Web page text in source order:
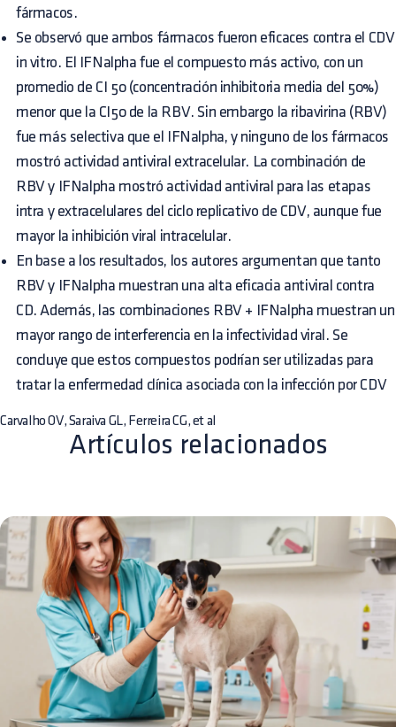
fármacos.
Se observó que ambos fármacos fueron eficaces contra el CDV
in vitro. El IFNalpha fue el compuesto más activo, con un
promedio de CI 50 (concentración inhibitoria media del 50%)
menor que la CI50 de la RBV. Sin embargo la ribavirina (RBV)
fue más selectiva que el IFNalpha, y ninguno de los fármacos
mostró actividad antiviral extracelular. La combinación de
RBV y IFNalpha mostró actividad antiviral para las etapas
intra y extracelulares del ciclo replicativo de CDV, aunque fue
mayor la inhibición viral intracelular.
En base a los resultados, los autores argumentan que tanto
RBV y IFNalpha muestran una alta eficacia antiviral contra
CD. Además, las combinaciones RBV + IFNalpha muestran un
mayor rango de interferencia en la infectividad viral. Se
concluye que estos compuestos podrían ser utilizadas para
tratar la enfermedad clínica asociada con la infección por CDV
Carvalho OV, Saraiva GL, Ferreira CG, et al
Artículos relacionados